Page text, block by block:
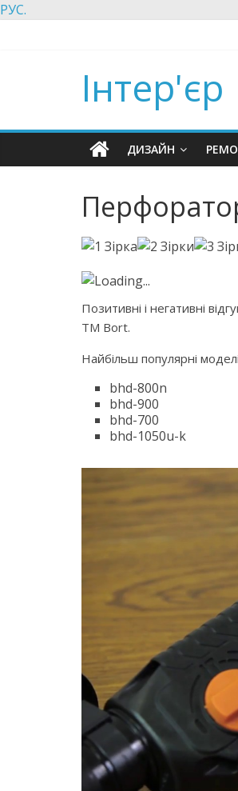
РУС.
Інтер'єр
ДИЗАЙН
Loading...
Позитивні і негативні
ТМ Bort.
Найбільш популярні
bhd-800n
bhd-900
bhd-700
bhd-1050u-k